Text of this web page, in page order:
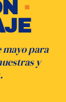
·
mayo para
y